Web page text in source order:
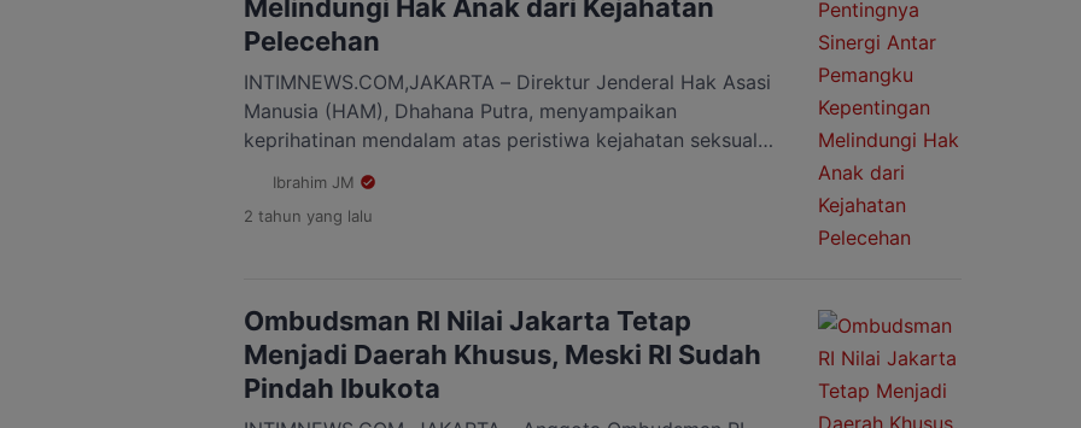
Melindungi Hak Anak dari Kejahatan
Pelecehan
INTIMNEWS.COM,JAKARTA – Direktur Jenderal Hak Asasi
Manusia (HAM), Dhahana Putra, menyampaikan
keprihatinan mendalam atas peristiwa kejahatan seksual
Sosial Anak di Tangerang. “Peristiwa ini bukan hanya
sebuah pelanggaran pidana, tetapi juga pelanggaran berat
Ibrahim JM
2 tahun yang lalu
Ombudsman RI Nilai Jakarta Tetap
Menjadi Daerah Khusus, Meski RI Sudah
Pindah Ibukota